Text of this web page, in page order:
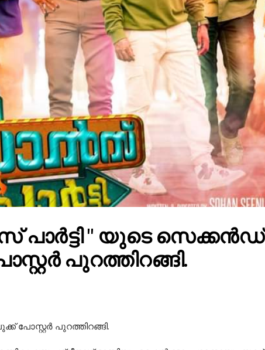
പാർട്ടി " യുടെ സെക്കൻഡ്
പുറത്തിറങ്ങി.
പോസ്റ്റർ പുറത്തിറങ്ങി.